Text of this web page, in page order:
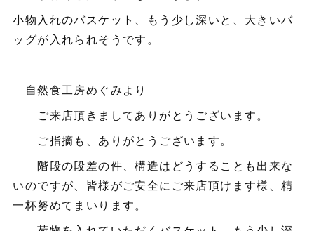
小物入れのバスケット、もう少し深いと、大きいバ
ッグが入れられそうです。
自然食工房めぐみより
ご来店頂きましてありがとうございます。
ご指摘も、ありがとうございます。
階段の段差の件、構造はどうすることも出来な
いのですが、皆様がご安全にご来店頂けます様、精
一杯努めてまいります。